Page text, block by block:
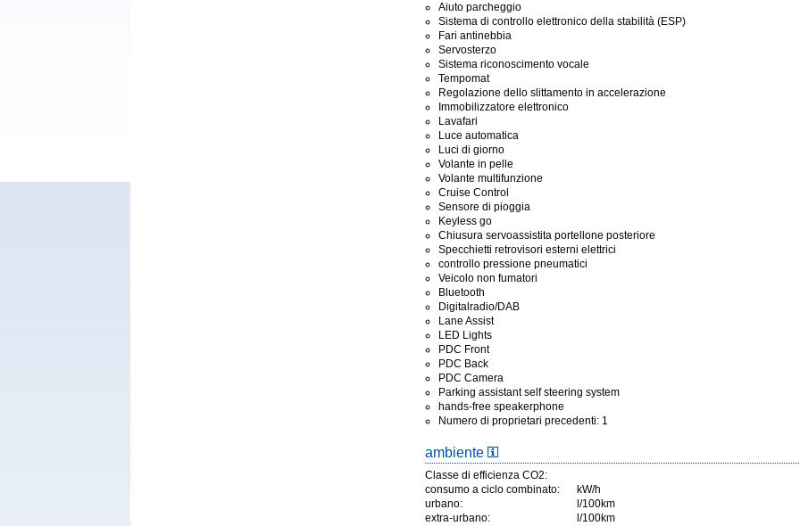
Aiuto parcheggio
Sistema di controllo elettronico della stabilità (ESP)
Fari antinebbia
Servosterzo
Sistema riconoscimento vocale
Tempomat
Regolazione dello slittamento in accelerazione
Immobilizzatore elettronico
Lavafari
Luce automatica
Luci di giorno
Volante in pelle
Volante multifunzione
Cruise Control
Sensore di pioggia
Keyless go
Chiusura servoassistita portellone posteriore
Specchietti retrovisori esterni elettrici
controllo pressione pneumatici
Veicolo non fumatori
Bluetooth
Digitalradio/DAB
Lane Assist
LED Lights
PDC Front
PDC Back
PDC Camera
Parking assistant self steering system
hands-free speakerphone
Numero di proprietari precedenti: 1
ambiente
Classe di efficienza CO2:
consumo a ciclo combinato:
kW/h
urbano:
l/100km
extra-urbano:
l/100km